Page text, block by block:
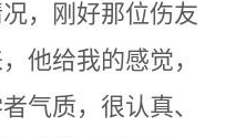
，刚好那位伤友
他给我的感觉，
气质，很认真、